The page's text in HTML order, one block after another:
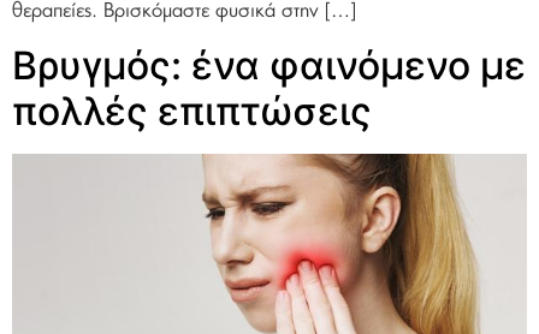
θεραπείες. Βρισκόμαστε φυσικά στην […]
Βρυγμός: ένα φαινόμενο με
πολλές επιπτώσεις